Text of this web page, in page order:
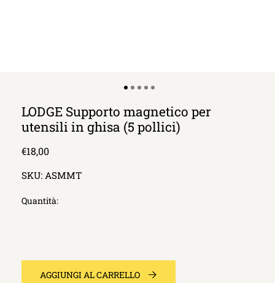
LODGE Supporto magnetico per
utensili in ghisa (5 pollici)
Prezzo
listino
€18,00
SKU: ASMMT
Quantità:
AGGIUNGI AL CARRELLO